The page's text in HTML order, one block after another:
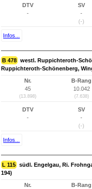
DTV
-
SV
-
(-)
Infos...
B 478 westl. Ruppichteroth-
Ruppichteroth-Schönenberg,
Nr.
45
(13.898)
B-Rang
10.042
(7.638)
DTV
-
SV
-
(-)
Infos...
L 115 südl. Engelgau, Ri.
194)
Nr.
B-Rang